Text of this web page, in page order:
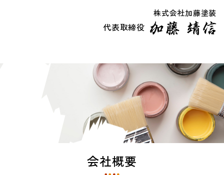
株式会社加藤塗装
代表取締役
会社概要